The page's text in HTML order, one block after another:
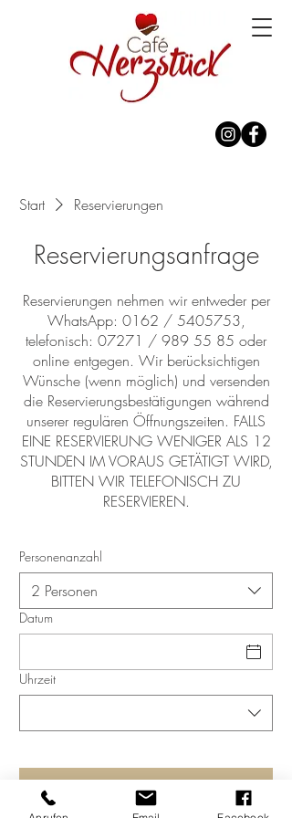
Start Reservierungen
Reservierungsanfrage
Reservierungen nehmen wir entweder per
WhatsApp: 0162 / 5405753,
telefonisch: 07271 / 989 55 85 oder
online entgegen. Wir berücksichtigen
Wünsche (wenn möglich) und versenden
die Reservierungsbestätigungen während
unserer regulären Öffnungszeiten. FALLS
EINE RESERVIERUNG WENIGER ALS 12
STUNDEN IM VORAUS GETÄTIGT WIRD,
BITTEN WIR TELEFONISCH ZU
RESERVIEREN.
Personenanzahl
2 Personen
Datum
Uhrzeit